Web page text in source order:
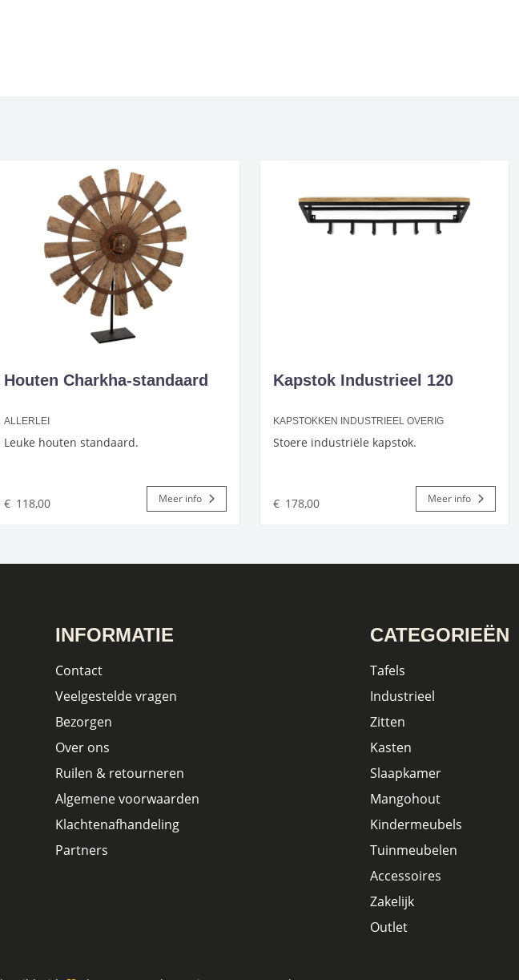
Houten Charkha-standaard
ALLERLEI
Leuke houten standaard.
€ 118,00 Meer info
Kapstok Industrieel 120
KAPSTOKKEN INDUSTRIEEL OVERIG
Stoere industriële kapstok.
€ 178,00 Meer info
INFORMATIE
Contact
Veelgestelde vragen
Bezorgen
Over ons
Ruilen & retourneren
Algemene voorwaarden
Klachtenafhandeling
Partners
CATEGORIEËN
Tafels
Industrieel
Zitten
Kasten
Slaapkamer
Mangohout
Kindermeubels
Tuinmeubelen
Accessoires
Zakelijk
Outlet